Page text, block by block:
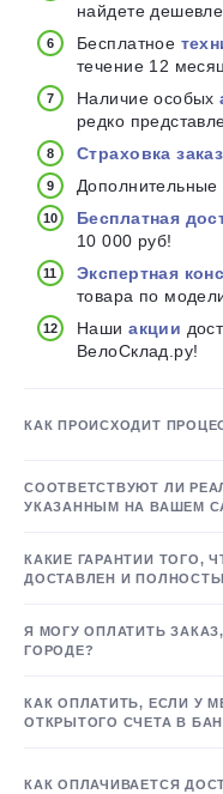
найдете
Бесплатное
течение 12
Наличие особых
редко
Страховка
Дополнительные
Бесплатная
10 000 руб!
Экспертная
товара по
Нашиакции
ВелоСклад.ру!
КАК ПРОИСХОДИТ
СООТВЕТСТВУЮТ ЛИ
УКАЗАННЫМ НА ВАШЕМ
КАКИЕ ГАРАНТИИ ТОГО,
ДОСТАВЛЕН И
Я МОГУ ОПЛАТИТЬ
ГОРОДЕ?
КАК ОПЛАТИТЬ, ЕСЛИ У
ОТКРЫТОГО СЧЕТА В
КАК ОПЛАЧИВАЕТСЯ